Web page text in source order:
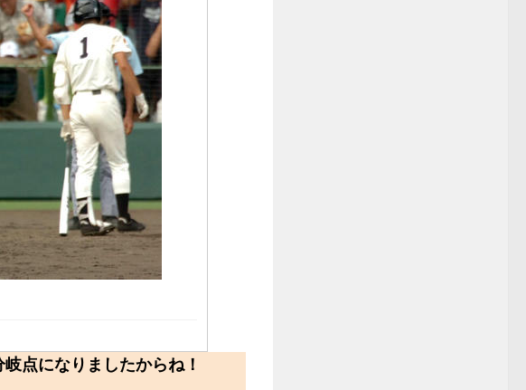
点になりましたからね！